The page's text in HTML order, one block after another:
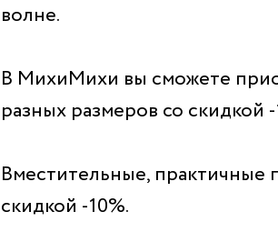
волне.
В МихиМихи вы сможете
разных размеров со скидкой
Вместительные,
скидкой -10%.